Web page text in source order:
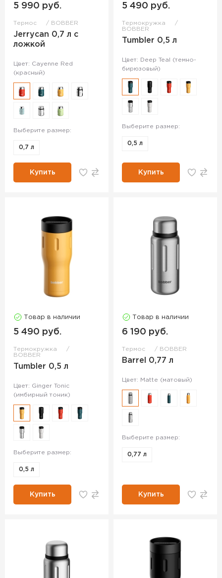
5 990 руб.
Термос BOBBER
Jerrycan 0,7 л с
ложкой
Цвет: Cayenne Red
(красный)
Выберите размер:
0,7 л
Купить
5 490 руб.
Термокружка
BOBBER
Tumbler 0,5 л
Цвет: Deep Teal (темно-
бирюзовый)
Выберите размер:
0,5 л
Купить
Товар в наличии
5 490 руб.
Термокружка
BOBBER
Tumbler 0,5 л
Цвет: Ginger Tonic
(имбирный тоник)
Выберите размер:
0,5 л
Купить
Товар в наличии
6 190 руб.
Термос BOBBER
Barrel 0,77 л
Цвет: Matte (матовый)
Выберите размер:
0,77 л
Купить